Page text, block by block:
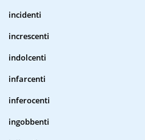
incidenti
increscenti
indolcenti
infarcenti
inferocenti
ingobbenti